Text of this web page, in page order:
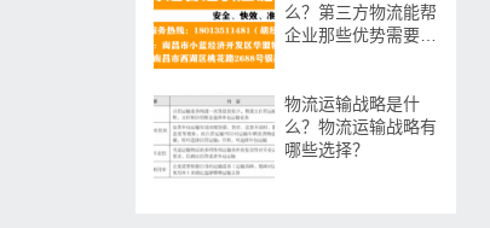
么？第三方物流能帮
企业那些优势需要提
物流运输战略是什
么？物流运输战略有
哪些选择？